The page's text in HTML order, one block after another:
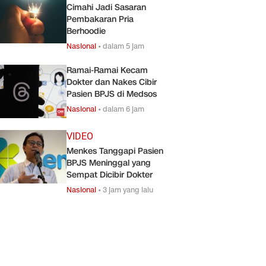
Cimahi Jadi Sasaran
Pembakaran Pria
Berhoodie
Nasional •dalam 5 jam
Ramai-Ramai Kecam
Dokter dan Nakes Cibir
Pasien BPJS di Medsos
Nasional •dalam 6 jam
VIDEO
Menkes Tanggapi Pasien
BPJS Meninggal yang
Sempat Dicibir Dokter
Nasional •3 jam yang lalu